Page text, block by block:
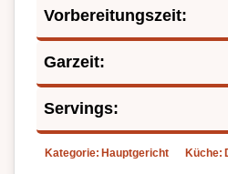
Vorbereitungszeit:
Garzeit:
Servings:
Kategorie: Hauptgericht Küche: